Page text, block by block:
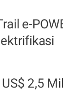
e-
2,5